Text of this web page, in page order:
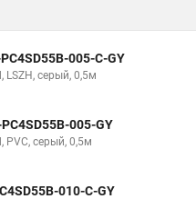
005-C-GY
серый, 0,5м
005-GY
PVC, серый, 0,5м
010-C-GY